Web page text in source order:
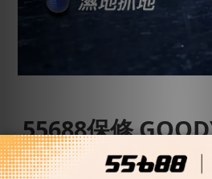
55688保修
安心五顧